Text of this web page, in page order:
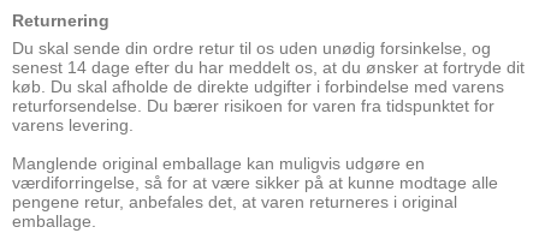
Returnering
Du skal sende din ordre retur til os uden unødig forsinkelse, og
senest 14 dage efter du har meddelt os, at du ønsker at fortryde dit
køb. Du skal afholde de direkte udgifter i forbindelse med varens
returforsendelse. Du bærer risikoen for varen fra tidspunktet for
varens levering.
Manglende original emballage kan muligvis udgøre en
værdiforringelse, så for at være sikker på at kunne modtage alle
pengene retur, anbefales det, at varen returneres i original
emballage.